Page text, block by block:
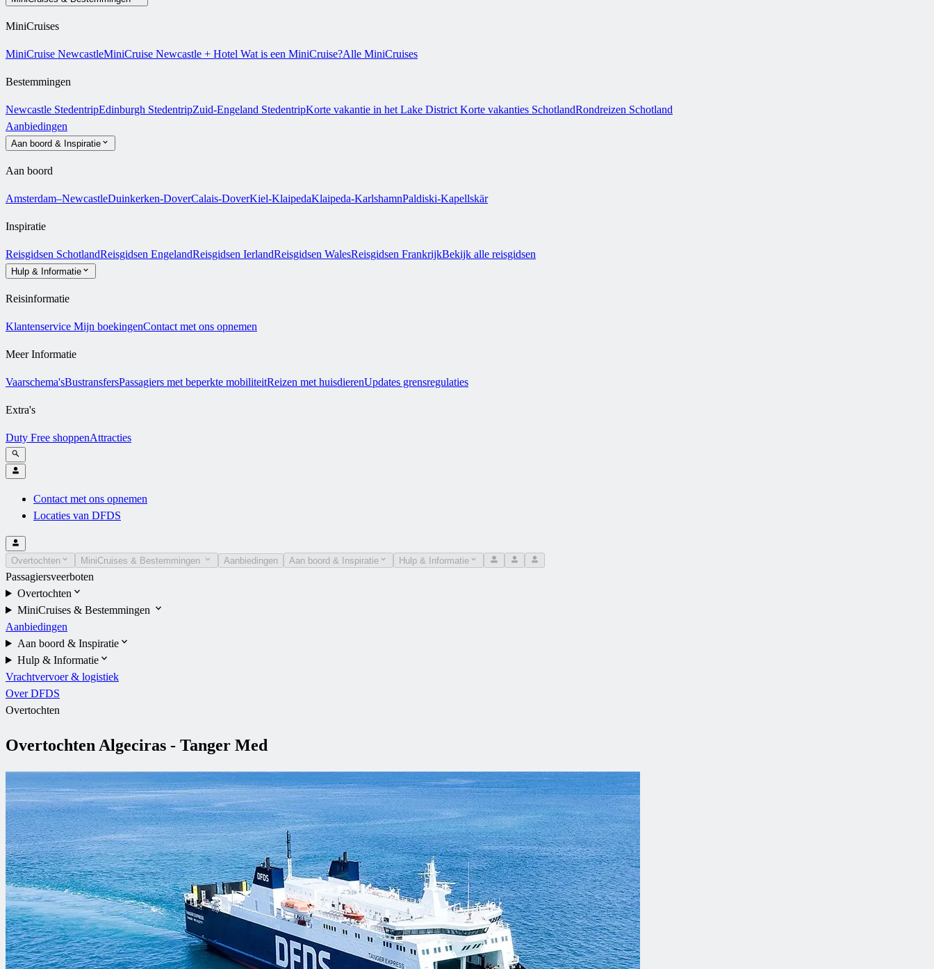
MiniCruises
MiniCruise NewcastleMiniCruise Newcastle + Hotel Wat is een MiniCruise?Alle MiniCruises
Bestemmingen
Newcastle StedentripEdinburgh StedentripZuid-Engeland StedentripKorte vakantie in het Lake District Korte vakanties SchotlandRondreizen Schotland
Aanbiedingen
Aan boord & Inspiratie
Aan boord
Amsterdam–NewcastleDuinkerken-DoverCalais-DoverKiel-KlaipedaKlaipeda-KarlshamnPaldiski-Kapellskär
Inspiratie
Reisgidsen SchotlandReisgidsen EngelandReisgidsen IerlandReisgidsen WalesReisgidsen FrankrijkBekijk alle reisgidsen
Hulp & Informatie
Reisinformatie
Klantenservice Mijn boekingenContact met ons opnemen
Meer Informatie
Vaarschema'sBustransfersPassagiers met beperkte mobiliteitReizen met huisdierenUpdates grensregulaties
Extra's
Duty Free shoppenAttracties
Contact met ons opnemen
Locaties van DFDS
Overtochten MiniCruises & Bestemmingen Aanbiedingen Aan boord & Inspiratie Hulp & Informatie
Passagiersveerboten
Overtochten
MiniCruises & Bestemmingen
Aanbiedingen
Aan boord & Inspiratie
Hulp & Informatie
Vrachtvervoer & logistiek
Over DFDS
Overtochten
Overtochten Algeciras - Tanger Med